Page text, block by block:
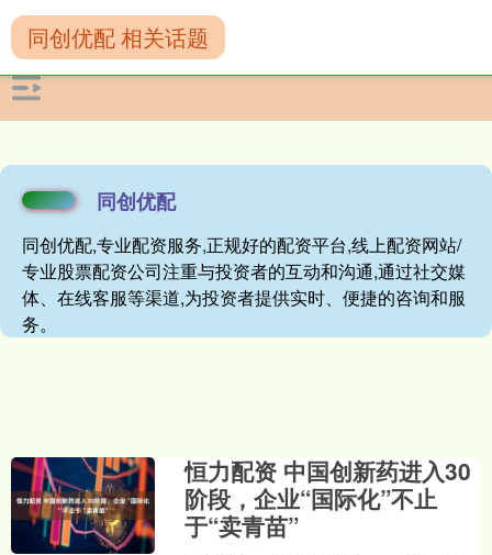
同创优配
同创优配,专业配资服务,正规好的配资平台,线上配资网站/
专业股票配资公司注重与投资者的互动和沟通,通过社交媒
体、在线客服等渠道,为投资者提供实时、便捷的咨询和服
务。
同创优配 相关话题
恒力配资 中国创新药进入30
阶段，企业“国际化”不止
于“卖青苗”